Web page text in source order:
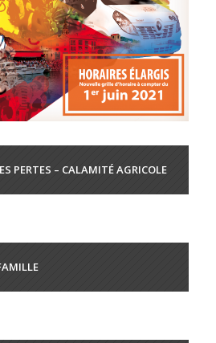
PERTES – CALAMITÉ AGRICOLE